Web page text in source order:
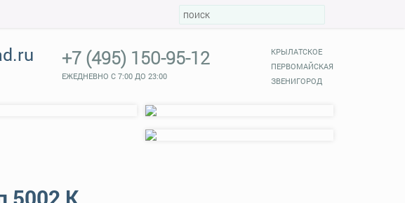
КРЫЛАТСКОЕ
ПЕРВОМАЙСКАЯ
ЗВЕНИГОРОД
+7 (495) 150-95-12
ЕЖЕДНЕВНО С 7:00 ДО 23:00